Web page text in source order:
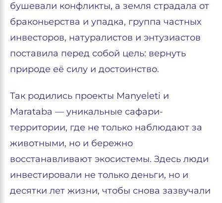
бушевали конфликты, а земля страдала от
браконьерства и упадка, группа частных
инвесторов, натуралистов и энтузиастов
поставила перед собой цель: вернуть
природе её силу и достоинство.
Так родились проекты Manyeleti и
Marataba — уникальные сафари-
территории, где не только наблюдают за
животными, но и бережно
восстанавливают экосистемы. Здесь люди
инвестировали не только деньги, но и
десятки лет жизни, чтобы снова зазвучали